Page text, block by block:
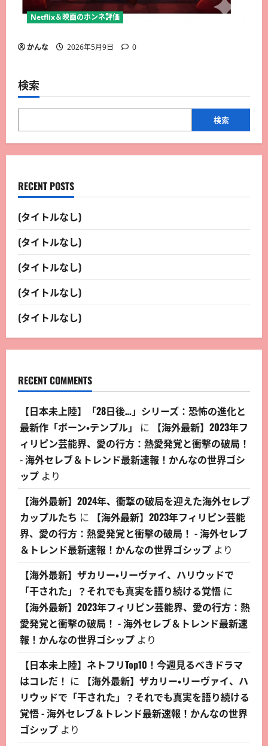
Netflix＆映画のホンネ評価
かんな 2026年5月9日 0
検索
検索
RECENT POSTS
(タイトルなし)
(タイトルなし)
(タイトルなし)
(タイトルなし)
(タイトルなし)
RECENT COMMENTS
【日本未上陸】「28日後…」シリーズ：恐怖の進化と
最新作「ボーン・テンプル」
に
【海外最新】2023年フ
ィリピン芸能界、愛の行方：熱愛発覚と衝撃の破局！
- 海外セレブ＆トレンド最新速報！かんなの世界ゴシ
ップ より
【海外最新】2024年、衝撃の破局を迎えた海外セレブ
カップルたち に
【海外最新】2023年フィリピン芸能
界、愛の行方：熱愛発覚と衝撃の破局！ - 海外セレブ
＆トレンド最新速報！かんなの世界ゴシップ より
【海外最新】ザカリー・リーヴァイ、ハリウッドで
「干された」？それでも真実を語り続ける覚悟 に
【海外最新】2023年フィリピン芸能界、愛の行方：熱
愛発覚と衝撃の破局！ - 海外セレブ＆トレンド最新速
報！かんなの世界ゴシップ より
【日本未上陸】ネトフリTop10！今週見るべきドラマ
はコレだ！ に
【海外最新】ザカリー・リーヴァイ、ハ
リウッドで「干された」？それでも真実を語り続ける
覚悟 - 海外セレブ＆トレンド最新速報！かんなの世界
ゴシップ より